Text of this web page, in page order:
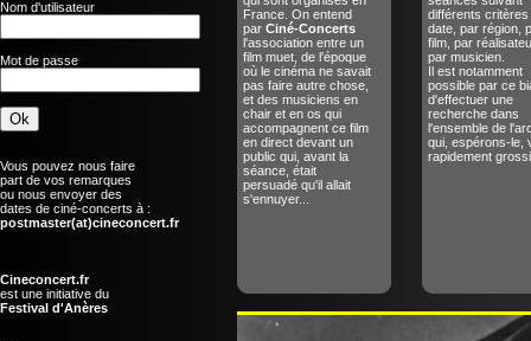
Nom d'utilisateur
Mot de passe
Vous pouvez nous faire
part de vos remarques
ou nous envoyer des
dates de ciné-concerts à :
postmaster(at)cineconcert.fr
Cineconcert.fr
est une initiative du
Festival d'Anères
France. On entend
par Ciné-Concerts
l'association entre un
film muet, de l'époque
où le cinéma ne savait
pas faire autre chose,
et des musiciens en
chair et en os qui
accompagnent ce film
en direct devant un
public qui, avant la
séance, était
persuadé qu'il allait
s'ennuyer...
différents critères
date, par région,
film, par
par musicien.
Il est notamment
possible par ce
d'effectuer une
recherche dans
l'ensemble de
qui, espérons-le,
rapidement